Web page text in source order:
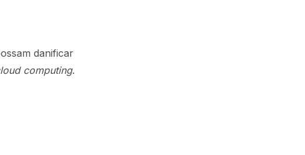
danificar
computing.